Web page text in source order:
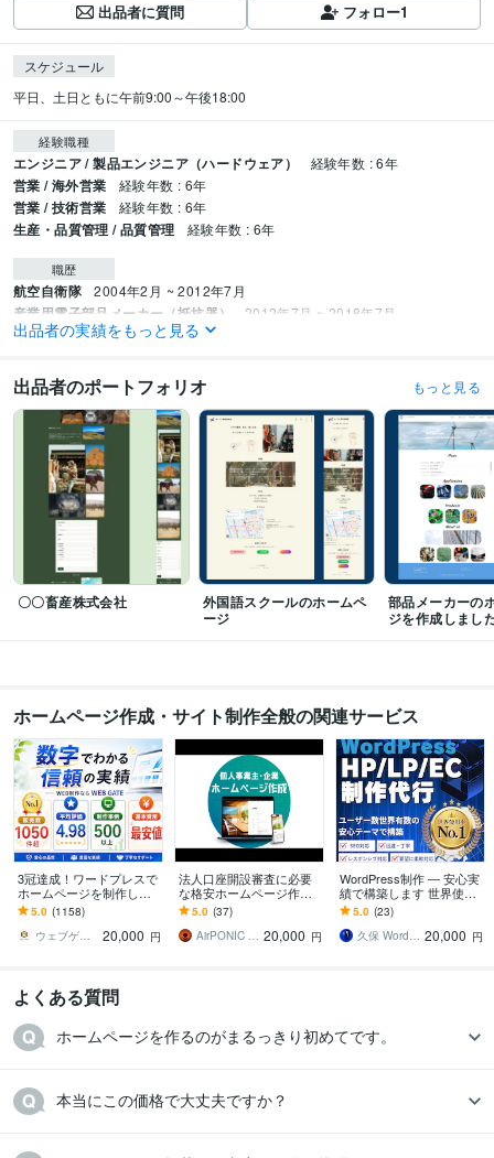
出品者に質問 フォロー1
スケジュール
経験職種
エンジニア / 製品エンジニア（ハードウェア） 経験年数 : 6年
営業 / 海外営業 経験年数 : 6年
営業 / 技術営業 経験年数 : 6年
生産・品質管理 / 品質管理 経験年数 : 6年
職歴
航空自衛隊 2004年2月 ~ 2012年7月
産業用電子部品メーカー（抵抗器） 2012年7月 ~ 2018年7月
EC企業 2018年11月 ~ 現在
資格・検定
ITパスポート 取得年 : 2023年
TOEIC 取得年 : 2023年
ISO9000審査員 取得年 : 2013年
プログラミング言語・フレームワーク
CSS:0年JavaScript:0年 PHP:0年Laravel:0年 MySQL:0年
GitHub:0年
HTML:0年
ビジネス・クリエイティブツール
WordPress:0年Excel:15年Google サイト:15年
Google スプレッドシート:5年
Google ドキュメント:5年PowerPoint:15年
Figma:0年
IT相談・システム開発 プログラミング
学歴
神戸市外国語大学 2000年3月 ~ 2004年2月
語学力
英語 ビジネスレベル
韓国語 日常会話レベル
出品者の実績をもっと見る
出品者のポートフォリオ もっと見る
〇〇畜産株式会社
外国語スクールのホームペ
ージ
部品メーカーの
ジを作成しまし
ホームページ作成・サイト制作全般の関連サービス
3冠達成！ワードプレスで
ホームページを制作しま
す WEB制作＆デザイン部
門1位（販売数・評価数・
お気に入り数）
5.0 (1158)
ウェブゲート
20,000 円
法人口座開設審査に必要
な格安ホームページ作成
します 法人銀行口座開設
審査、webサイト作成、コ
ーポレートサイトに
5.0 (37)
AirPONIC JOHN（ジョン） 20,000 円
WordPress制作 ― 安心実
績で構築します 世界使用
率No.1「DIVI」で信頼と
成果を両立するサイト
5.0 (23)
久保 WordPressカスタマイズ 20,000 円
よくある質問
ホームページを作るのがまるっきり初めてです。
本当にこの価格で大丈夫ですか？